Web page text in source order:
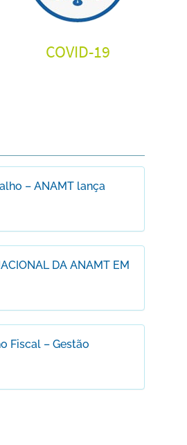
COVID-19
– ANAMT lança
DA ANAMT EM
Fiscal – Gestão